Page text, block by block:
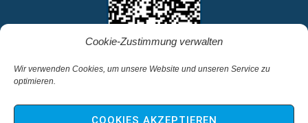
Cookie-Zustimmung verwalten
Wir verwenden Cookies, um unsere Website und unseren Service zu
optimieren.
COOKIES AKZEPTIEREN
Startseite
Kontakt